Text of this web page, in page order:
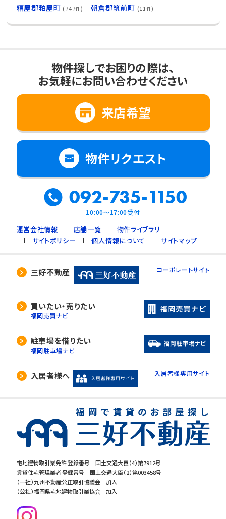
糟屋郡粕屋町 (747件) 朝倉郡筑前町 (11件)
宅地建物取引業免許 登録番号 国土交通大臣（4）第7912号
賃貸住宅管理業者 登録番号 国土交通大臣（2）第003458号
（一社）九州不動産公正取引協議会 加入
（公社）福岡県宅地建物取引業協会 加入
物件探しでお困りの際は、
お気軽にお問い合わせください
来店希望
物件リクエスト
092-735-1150
10:00～17:00受付
運営会社情報 店舗一覧
物件ライブラリ
サイトポリシー
個人情報について サイトマップ
三好不動産 コーポレートサイト
買いたい・売りたい
福岡売買ナビ
駐車場を借りたい
福岡駐車場ナビ
入居者様へ 入居者様専用サイト